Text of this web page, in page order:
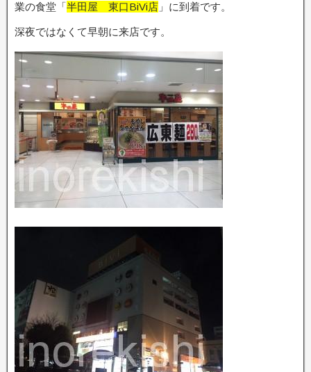
業の食堂「半田屋 東口BiVi店 」に到着です。
深夜ではなくて早朝に来店です。